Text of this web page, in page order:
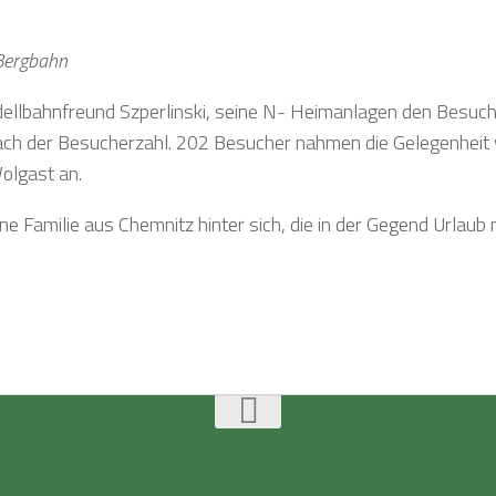
Szperlinski, seine N- Heimanlagen den
der Besucherzahl. 202 Besucher nahmen die
an.
Familie aus Chemnitz hinter sich, die in der Gegend Urlaub